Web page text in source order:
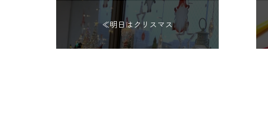
≪明日はクリスマス